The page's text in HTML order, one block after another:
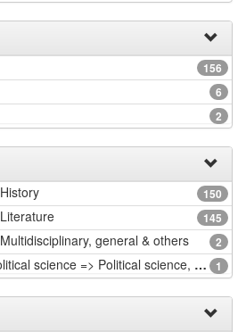
156
6
2
150
145
2
general & others
1
science, public administration & international relations